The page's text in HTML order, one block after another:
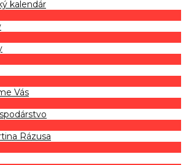
kalendár
Vás
Rázusa